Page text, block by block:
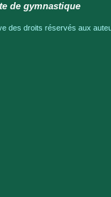
de gymnastique
des droits réservés aux